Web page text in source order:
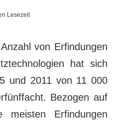
Lesezeit
von Erfindungen
hat sich
und 2011 von 11 000
Bezogen auf
meisten Erfindungen